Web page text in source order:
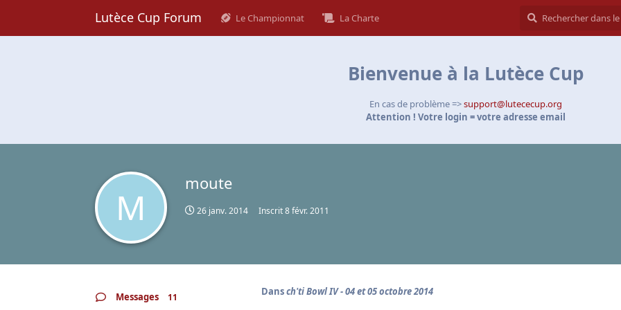
Lutèce Cup Forum Le Championnat La Charte
Bienvenue à la Lutèce Cup
En cas de problème =>support@lutececup.org
Attention ! Votre login = votre adresse email
M
moute
26 janv. 2014 Inscrit8 févr. 2011
Messages 11 Dansch'ti Bowl IV - 04 et 05 octobre 2014